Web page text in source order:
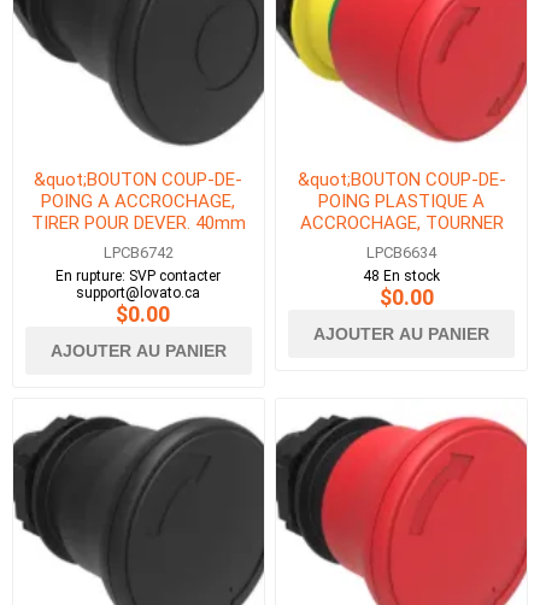
&quot;BOUTON COUP-DE-
POING A ACCROCHAGE,
TIRER POUR DEVER. 40mm
BLACK&quot;
LPCB6742
En rupture: SVP contacter
support@lovato.ca
$0.00
AJOUTER AU PANIER
&quot;BOUTON COUP-DE-
POING PLASTIQUE A
ACCROCHAGE, TOURNER
POUR DEVER. 30mm ROUGE
ISO 13850&quot;
LPCB6634
48 En stock
$0.00
AJOUTER AU PANIER